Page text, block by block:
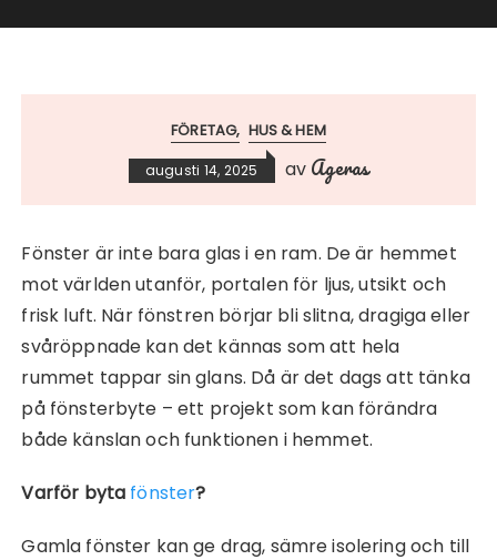
FÖRETAG HUS & HEM
augusti 14, 2025 av Ageras
Fönster är inte bara glas i en ram. De är hemmet
mot världen utanför, portalen för ljus, utsikt och
frisk luft. När fönstren börjar bli slitna, dragiga eller
svåröppnade kan det kännas som att hela
rummet tappar sin glans. Då är det dags att tänka
på fönsterbyte – ett projekt som kan förändra
både känslan och funktionen i hemmet.
Varför byta fönster?
Gamla fönster kan ge drag, sämre isolering och till